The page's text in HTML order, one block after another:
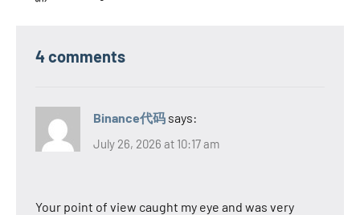
4 comments
Binance代码 says:
July 26, 2026 at 10:17 am
Your point of view caught my eye and was very